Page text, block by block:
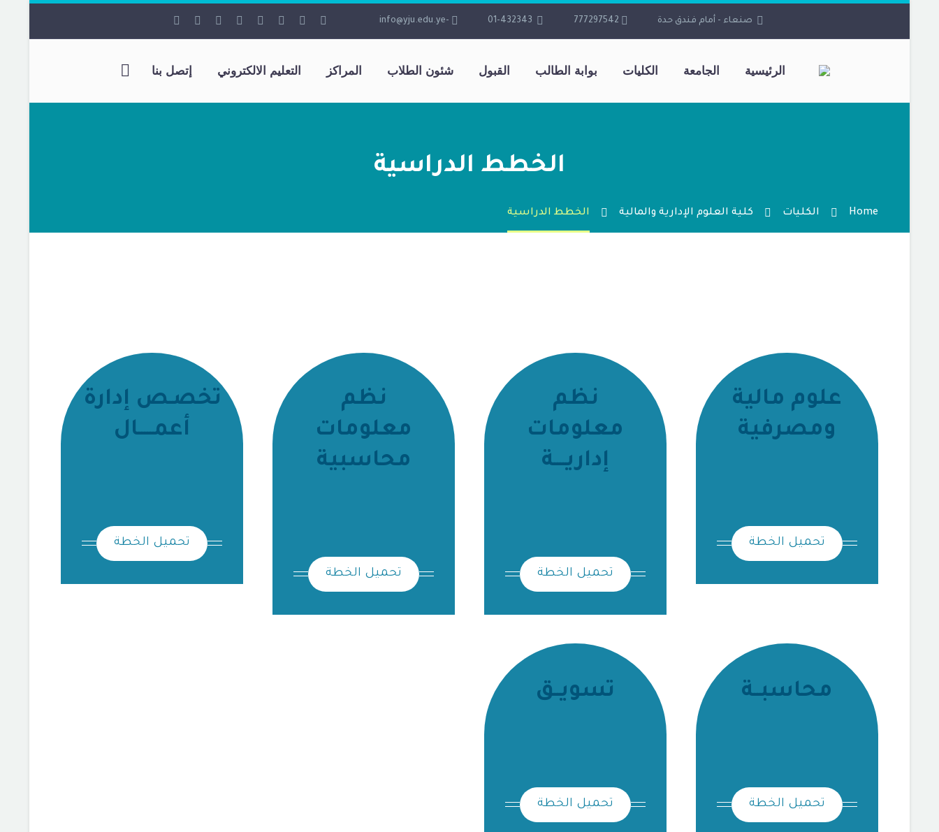
صنعاء - أمام فندق حدة 777297542
-info@yju.edu.ye
الرئيسية الجامعة الكليات بوابة الطالب القبول شئون الطلاب المراكز التعليم الالكتروني إتصل بنا
الخطط الدراسية
Home الكليات كلية العلوم الإدارية والمالية الخطط الدراسية
تخصـص إدارة
أعمـــــال
تحميل الخطة
نظم
معلومات
محاسبية
تحميل الخطة
نظم
معلومات
إداريــــة
تحميل الخطة
علوم مالية
ومصرفية
تحميل الخطة
تسويــق
تحميل الخطة
محاسبــة
تحميل الخطة